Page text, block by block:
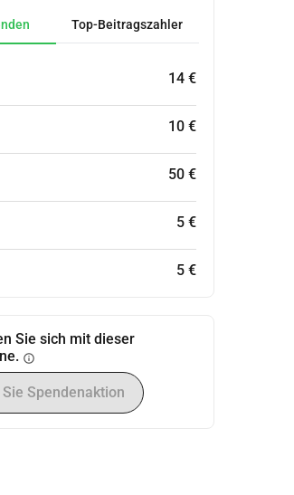
Top-Beitragszahler
14 €
10 €
50 €
5 €
5 €
Sie sich mit dieser
info
Spendenaktion